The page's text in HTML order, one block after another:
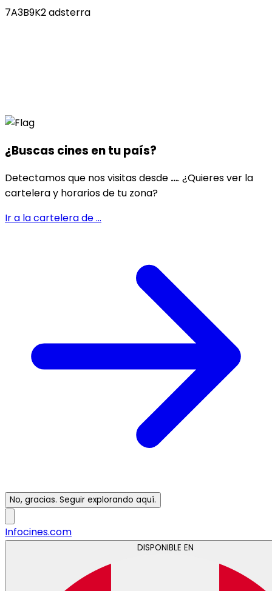
7A3B9K2 adsterra
¿Buscas cines entu país?
Detectamos que nos visitas desde .... ¿Quieres ver la
cartelera y horarios de tu zona?
Ir a la cartelera de...
No, gracias. Seguir explorando aquí.
Infocines.com
DISPONIBLE EN